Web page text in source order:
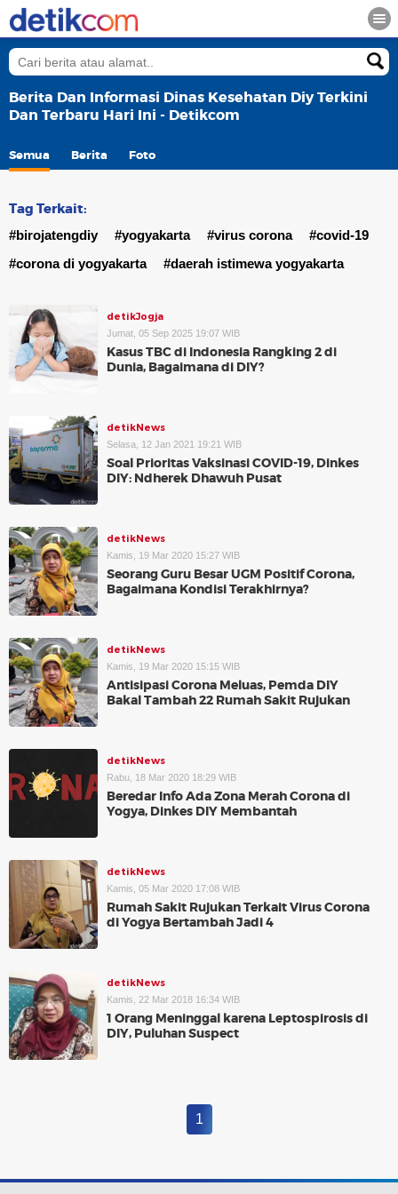
Berita Dan Informasi Dinas Kesehatan Diy Terkini
Dan Terbaru Hari Ini - Detikcom
Semua Berita Foto
Tag Terkait:
#birojatengdiy #yogyakarta #virus corona
#covid-19
#corona di yogyakarta
#daerah istimewa yogyakarta
detikJogja
Jumat, 05 Sep 2025 19:07 WIB
Kasus TBC di Indonesia Rangking 2 di
Dunia, Bagaimana di DIY?
detikNews
Selasa, 12 Jan 2021 19:21 WIB
Soal Prioritas Vaksinasi COVID-19, Dinkes
DIY: Ndherek Dhawuh Pusat
detikNews
Kamis, 19 Mar 2020 15:27 WIB
Seorang Guru Besar UGM Positif Corona,
Bagaimana Kondisi Terakhirnya?
detikNews
Kamis, 19 Mar 2020 15:15 WIB
Antisipasi Corona Meluas, Pemda DIY
Bakal Tambah 22 Rumah Sakit Rujukan
detikNews
Rabu, 18 Mar 2020 18:29 WIB
Beredar Info Ada Zona Merah Corona di
Yogya, Dinkes DIY Membantah
detikNews
Kamis, 05 Mar 2020 17:08 WIB
Rumah Sakit Rujukan Terkait Virus Corona
di Yogya Bertambah Jadi 4
detikNews
Kamis, 22 Mar 2018 16:34 WIB
1 Orang Meninggal karena Leptospirosis di
DIY, Puluhan Suspect
1